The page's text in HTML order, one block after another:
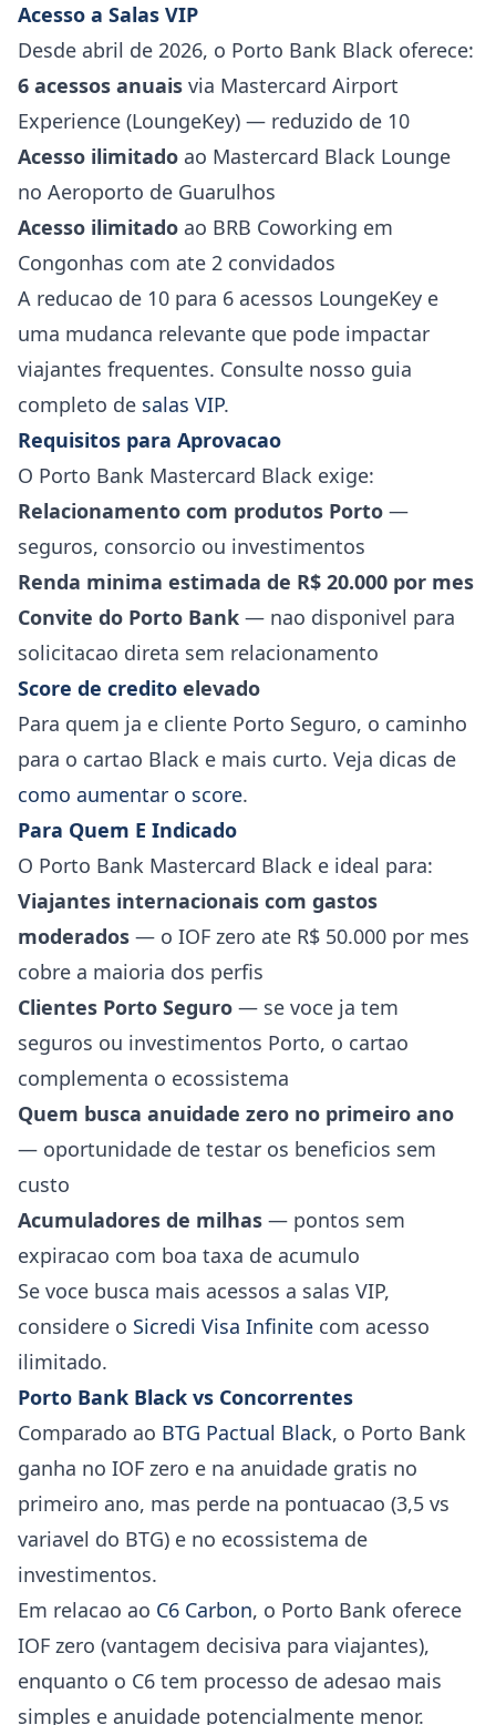
Acesso a Salas VIP
Desde abril de 2026, o Porto Bank Black oferece:
6 acessos anuais via Mastercard Airport
Experience (LoungeKey) — reduzido de 10
Acesso ilimitado ao Mastercard Black Lounge
no Aeroporto de Guarulhos
Acesso ilimitado ao BRB Coworking em
Congonhas com ate 2 convidados
A reducao de 10 para 6 acessos LoungeKey e
uma mudanca relevante que pode impactar
viajantes frequentes. Consulte nosso guia
completo de salas VIP.
Requisitos para Aprovacao
O Porto Bank Mastercard Black exige:
Relacionamento com produtos Porto —
seguros, consorcio ou investimentos
Renda minima estimada de R$ 20.000 por mes
Convite do Porto Bank — nao disponivel para
solicitacao direta sem relacionamento
Score de credito elevado
Para quem ja e cliente Porto Seguro, o caminho
para o cartao Black e mais curto. Veja dicas de
como aumentar o score.
Para Quem E Indicado
O Porto Bank Mastercard Black e ideal para:
Viajantes internacionais com gastos
moderados — o IOF zero ate R$ 50.000 por mes
cobre a maioria dos perfis
Clientes Porto Seguro — se voce ja tem
seguros ou investimentos Porto, o cartao
complementa o ecossistema
Quem busca anuidade zero no primeiro ano
— oportunidade de testar os beneficios sem
custo
Acumuladores de milhas — pontos sem
expiracao com boa taxa de acumulo
Se voce busca mais acessos a salas VIP,
considere o Sicredi Visa Infinite com acesso
ilimitado.
Porto Bank Black vs Concorrentes
Comparado ao BTG Pactual Black, o Porto Bank
ganha no IOF zero e na anuidade gratis no
primeiro ano, mas perde na pontuacao (3,5 vs
variavel do BTG) e no ecossistema de
investimentos.
Em relacao ao C6 Carbon, o Porto Bank oferece
IOF zero (vantagem decisiva para viajantes),
enquanto o C6 tem processo de adesao mais
simples e anuidade potencialmente menor.